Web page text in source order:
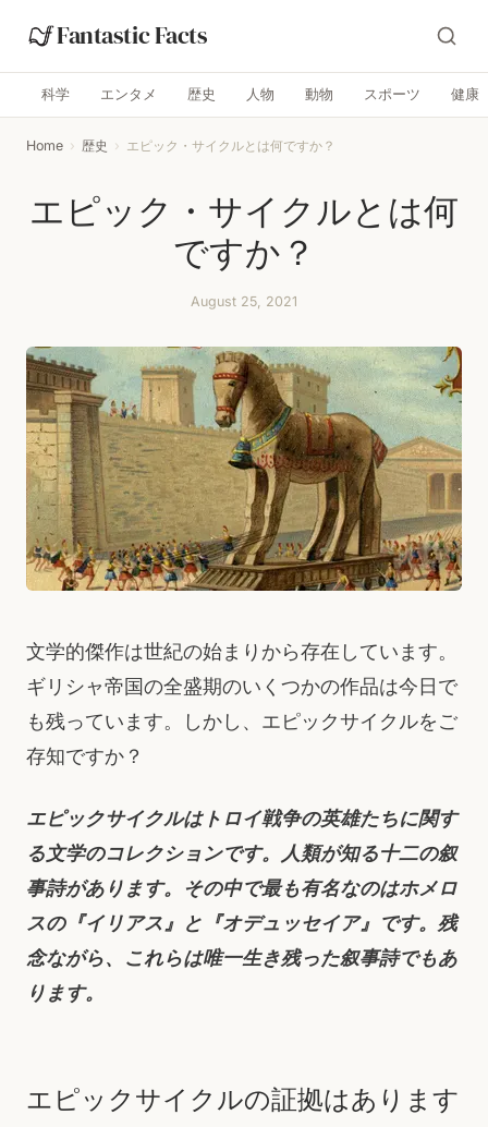
Fantastic Facts
科学 エンタメ 歴史 人物 動物 スポーツ 健康
Home › 歴史 › エピック・サイクルとは何ですか？
エピック・サイクルとは何
ですか？
August 25, 2021
文学的傑作は世紀の始まりから存在しています。
ギリシャ帝国の全盛期のいくつかの作品は今日で
も残っています。しかし、エピックサイクルをご
存知ですか？
エピックサイクルはトロイ戦争の英雄たちに関す
る文学のコレクションです。人類が知る十二の叙
事詩があります。その中で最も有名なのはホメロ
スの『イリアス』と『オデュッセイア』です。残
念ながら、これらは唯一生き残った叙事詩でもあ
ります。
エピックサイクルの証拠はあります